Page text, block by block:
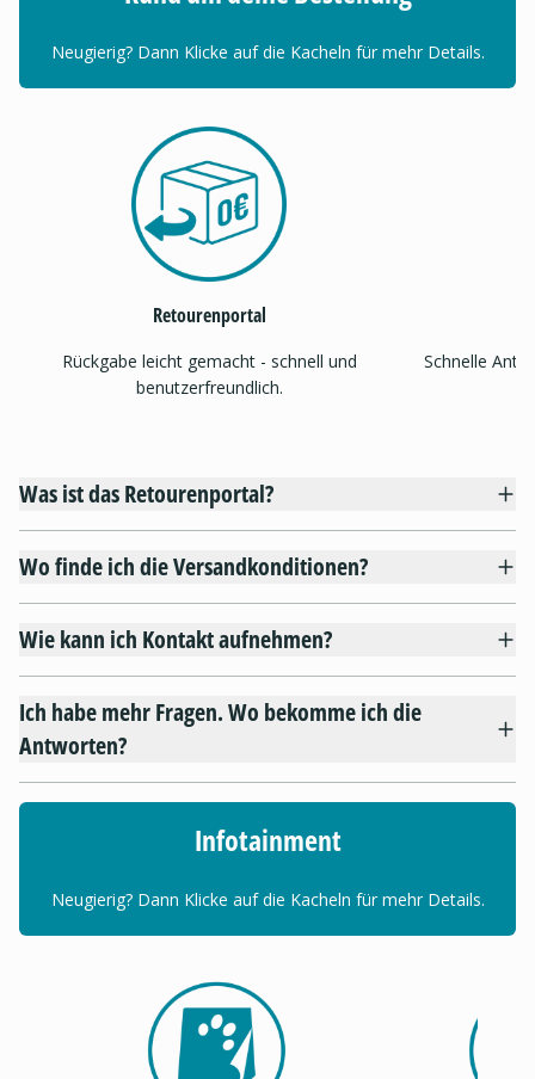
Neugierig? Dann Klicke auf die Kacheln für mehr Details.
Retourenportal
Rückgabe leicht gemacht - schnell und
benutzerfreundlich.
Schnelle
Was ist das Retourenportal?
Wo finde ich die Versandkonditionen?
Wie kann ich Kontakt aufnehmen?
Ich habe mehr Fragen. Wo bekomme ich die
Antworten?
Infotainment
Neugierig? Dann Klicke auf die Kacheln für mehr Details.